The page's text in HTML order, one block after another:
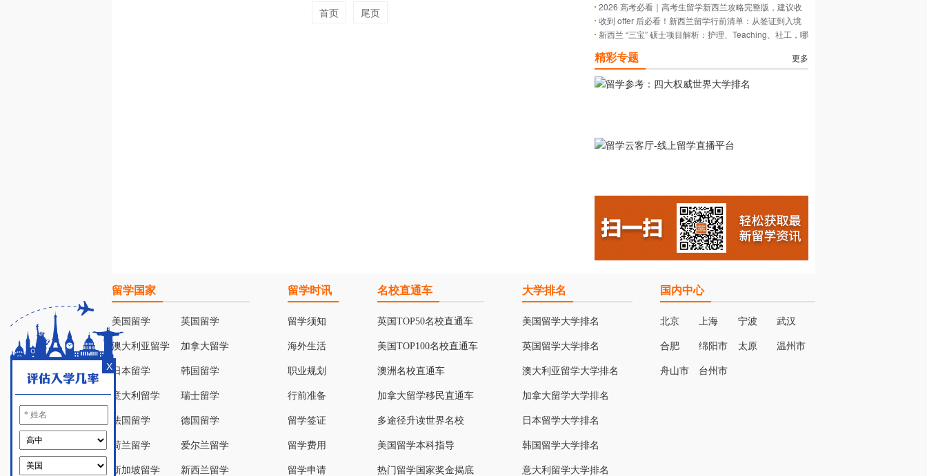
首页 尾页
~
2026 高考必看｜高考生留学新西兰攻略完整版，建议收
藏
收到 offer 后必看！新西兰留学行前清单：从签证到入境
详解
新西兰 “三宝” 硕士项目解析：护理、Teaching、社工，哪
精彩专题 更多
X
留学国家
美国留学 英国留学
澳大利亚留学 加拿大留学
日本留学 韩国留学
意大利留学 瑞士留学
法国留学 德国留学
荷兰留学 爱尔兰留学
新加坡留学 新西兰留学
留学时讯
留学须知
海外生活
职业规划
行前准备
留学签证
留学费用
留学申请
名校直通车
英国TOP50名校直通车
美国TOP100名校直通车
澳洲名校直通车
加拿大留学移民直通车
多途径升读世界名校
美国留学本科指导
热门留学国家奖金揭底
大学排名
美国留学大学排名
英国留学大学排名
澳大利亚留学大学排名
加拿大留学大学排名
日本留学大学排名
韩国留学大学排名
意大利留学大学排名
国内中心
北京 上海 宁波 武汉
合肥 绵阳市 太原 温州市
舟山市 台州市